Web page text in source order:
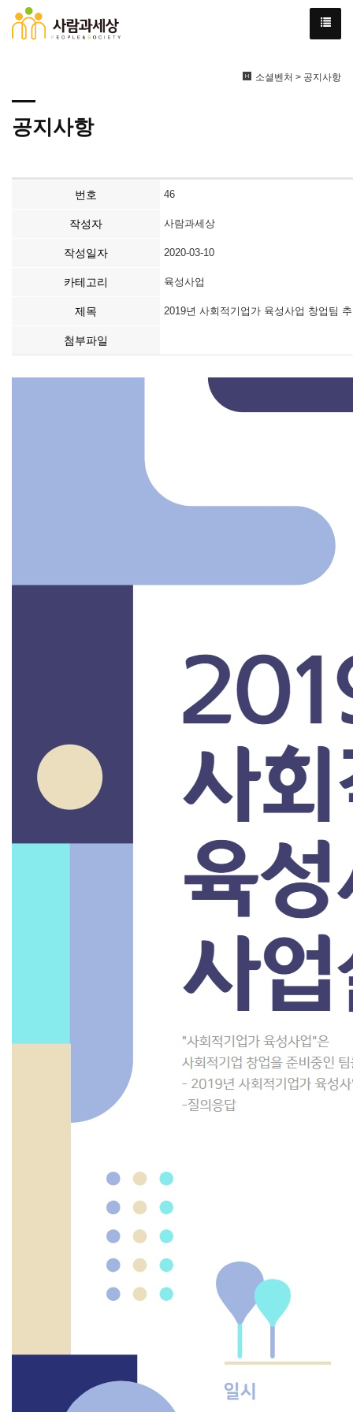
소셜벤처 > 공지사항
공지사항
번호 46
작성자 사람과세상
작성일자 2020-03-10
카테고리 육성사업
제목 2019년 사회적기업가 육성사업 창업팀
첨부파일